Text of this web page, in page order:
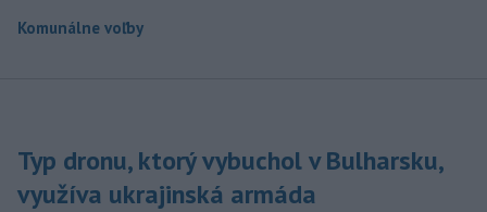
Komunálne voľby
Typ dronu, ktorý vybuchol v Bulharsku,
využíva ukrajinská armáda